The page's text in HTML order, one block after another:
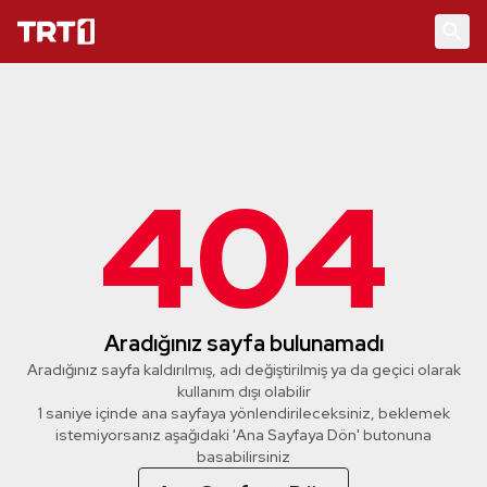
404
Aradığınız sayfa bulunamadı
Aradığınız sayfa kaldırılmış, adı değiştirilmiş ya da geçici olarak
kullanım dışı olabilir
1 saniye içinde ana sayfaya yönlendirileceksiniz, beklemek
istemiyorsanız aşağıdaki 'Ana Sayfaya Dön' butonuna
basabilirsiniz